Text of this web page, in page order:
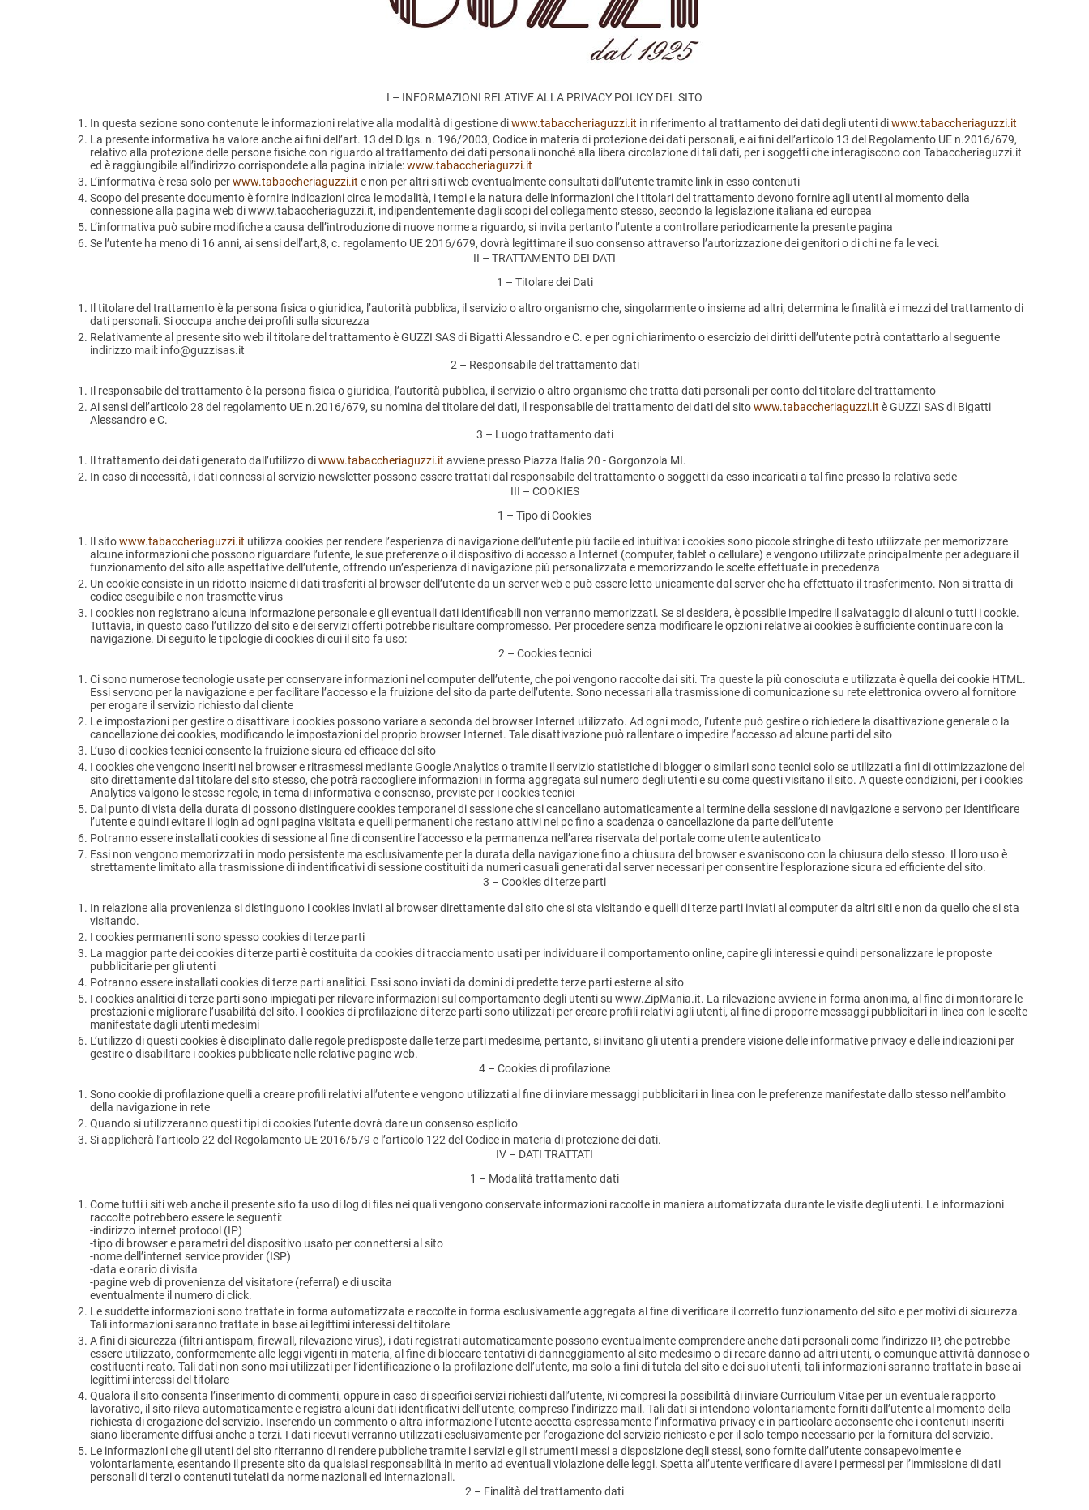
I – INFORMAZIONI RELATIVE ALLA PRIVACY POLICY DEL SITO
In questa sezione sono contenute le informazioni relative alla modalità di gestione diwww.tabaccheriaguzzi.it in riferimento al trattamento dei dati degli utenti diwww.tabaccheriaguzzi.it
La presente informativa ha valore anche ai fini dell’art. 13 del D.lgs. n. 196/2003, Codice in materia di protezione dei dati personali, e ai fini dell’articolo 13 del Regolamento UE n.2016/679,
relativo alla protezione delle persone fisiche con riguardo al trattamento dei dati personali nonché alla libera circolazione di tali dati, per i soggetti che interagiscono con Tabaccheriaguzzi.it
ed è raggiungibile all’indirizzo corrispondete alla pagina iniziale:www.tabaccheriaguzzi.it
L’informativa è resa solo perwww.tabaccheriaguzzi.it e non per altri siti web eventualmente consultati dall’utente tramite link in esso contenuti
Scopo del presente documento è fornire indicazioni circa le modalità, i tempi e la natura delle informazioni che i titolari del trattamento devono fornire agli utenti al momento della
connessione alla pagina web di www.tabaccheriaguzzi.it, indipendentemente dagli scopi del collegamento stesso, secondo la legislazione italiana ed europea
L’informativa può subire modifiche a causa dell’introduzione di nuove norme a riguardo, si invita pertanto l’utente a controllare periodicamente la presente pagina
Se l’utente ha meno di 16 anni, ai sensi dell’art,8, c. regolamento UE 2016/679, dovrà legittimare il suo consenso attraverso l’autorizzazione dei genitori o di chi ne fa le veci.
II – TRATTAMENTO DEI DATI
1 – Titolare dei Dati
Il titolare del trattamento è la persona fisica o giuridica, l’autorità pubblica, il servizio o altro organismo che, singolarmente o insieme ad altri, determina le finalità e i mezzi del trattamento di
dati personali. Si occupa anche dei profili sulla sicurezza
Relativamente al presente sito web il titolare del trattamento è GUZZI SAS di Bigatti Alessandroe C. e per ogni chiarimento o esercizio dei diritti dell’utente potrà contattarlo al seguente
indirizzo mail: info@guzzisas.it
2 – Responsabile del trattamento dati
Il responsabile del trattamento è la persona fisica o giuridica, l’autorità pubblica, il servizio o altro organismo che tratta dati personali per conto del titolare del trattamento
Ai sensi dell’articolo 28 del regolamento UE n.2016/679, su nomina del titolare dei dati, il responsabile del trattamento dei dati del sitowww.tabaccheriaguzzi.it è GUZZI SAS di Bigatti
Alessandroe C.
3 – Luogo trattamento dati
Il trattamento dei dati generato dall’utilizzo diwww.tabaccheriaguzzi.it avviene presso Piazza Italia 20 - Gorgonzola MI.
In caso di necessità, i dati connessi al servizio newsletter possono essere trattati dal responsabile del trattamento o soggetti da esso incaricati a tal fine presso la relativa sede
III – COOKIES
1 – Tipo di Cookies
Il sitowww.tabaccheriaguzzi.it utilizza cookies per rendere l’esperienza di navigazione dell’utente più facile ed intuitiva: i cookies sono piccole stringhe di testo utilizzate per memorizzare
alcune informazioni che possono riguardare l’utente, le sue preferenze o il dispositivo di accesso a Internet (computer, tablet o cellulare) e vengono utilizzate principalmente per adeguare il
funzionamento del sito alle aspettative dell’utente, offrendo un’esperienza di navigazione più personalizzata e memorizzando le scelte effettuate in precedenza
Un cookie consiste in un ridotto insieme di dati trasferiti al browser dell’utente da un server web e può essere letto unicamente dal server che ha effettuato il trasferimento. Non si tratta di
codice eseguibile e non trasmette virus
I cookies non registrano alcuna informazione personale e gli eventuali dati identificabili non verranno memorizzati. Se si desidera, è possibile impedire il salvataggio di alcuni o tutti i cookie.
Tuttavia, in questo caso l’utilizzo del sito e dei servizi offerti potrebbe risultare compromesso. Per procedere senza modificare le opzioni relative ai cookies è sufficiente continuare con la
navigazione. Di seguito le tipologie di cookies di cui il sito fa uso:
2 – Cookies tecnici
Ci sono numerose tecnologie usate per conservare informazioni nel computer dell’utente, che poi vengono raccolte dai siti. Tra queste la più conosciuta e utilizzata è quella dei cookie HTML.
Essi servono per la navigazione e per facilitare l’accesso e la fruizione del sito da parte dell’utente. Sono necessari alla trasmissione di comunicazione su rete elettronica ovvero al fornitore
per erogare il servizio richiesto dal cliente
Le impostazioni per gestire o disattivare i cookies possono variare a seconda del browser Internet utilizzato. Ad ogni modo, l’utente può gestire o richiedere la disattivazione generale o la
cancellazione dei cookies, modificando le impostazioni del proprio browser Internet. Tale disattivazione può rallentare o impedire l’accesso ad alcune parti del sito
L’uso di cookies tecnici consente la fruizione sicura ed efficace del sito
I cookies che vengono inseriti nel browser e ritrasmessi mediante Google Analytics o tramite il servizio statistiche di blogger o similari sono tecnici solo se utilizzati a fini di ottimizzazione del
sito direttamente dal titolare del sito stesso, che potrà raccogliere informazioni in forma aggregata sul numero degli utenti e su come questi visitano il sito. A queste condizioni, per i cookies
Analytics valgono le stesse regole, in tema di informativa e consenso, previste per i cookies tecnici
Dal punto di vista della durata di possono distinguere cookies temporanei di sessione che si cancellano automaticamente al termine della sessione di navigazione e servono per identificare
l’utente e quindi evitare il login ad ogni pagina visitata e quelli permanenti che restano attivi nel pc fino a scadenza o cancellazione da parte dell’utente
Potranno essere installati cookies di sessione al fine di consentire l’accesso e la permanenza nell’area riservata del portale come utente autenticato
Essi non vengono memorizzati in modo persistente ma esclusivamente per la durata della navigazione fino a chiusura del browser e svaniscono con la chiusura dello stesso. Il loro uso è
strettamente limitato alla trasmissione di indentificativi di sessione costituiti da numeri casuali generati dal server necessari per consentire l’esplorazione sicura ed efficiente del sito.
3 – Cookies di terze parti
In relazione alla provenienza si distinguono i cookies inviati al browser direttamente dal sito che si sta visitando e quelli di terze parti inviati al computer da altri siti e non da quello che si sta
visitando.
I cookies permanenti sono spesso cookies di terze parti
La maggior parte dei cookies di terze parti è costituita da cookies di tracciamento usati per individuare il comportamento online, capire gli interessi e quindi personalizzare le proposte
pubblicitarie per gli utenti
Potranno essere installati cookies di terze parti analitici. Essi sono inviati da domini di predette terze parti esterne al sito
I cookies analitici di terze parti sono impiegati per rilevare informazioni sul comportamento degli utenti su www.ZipMania.it. La rilevazione avviene in forma anonima, al fine di monitorare le
prestazioni e migliorare l’usabilità del sito. I cookies di profilazione di terze parti sono utilizzati per creare profili relativi agli utenti, al fine di proporre messaggi pubblicitari in linea con le scelte
manifestate dagli utenti medesimi
L’utilizzo di questi cookies è disciplinato dalle regole predisposte dalle terze parti medesime, pertanto, si invitano gli utenti a prendere visione delle informative privacy e delle indicazioni per
gestire o disabilitare i cookies pubblicate nelle relative pagine web.
4 – Cookies di profilazione
Sono cookie di profilazione quelli a creare profili relativi all’utente e vengono utilizzati al fine di inviare messaggi pubblicitari in linea con le preferenze manifestate dallo stesso nell’ambito
della navigazione in rete
Quando si utilizzeranno questi tipi di cookies l’utente dovrà dare un consenso esplicito
Si applicherà l’articolo 22 del Regolamento UE 2016/679 e l’articolo 122 del Codice in materia di protezione dei dati.
IV – DATI TRATTATI
1 – Modalità trattamento dati
Come tutti i siti web anche il presente sito fa uso di log di files nei quali vengono conservate informazioni raccolte in maniera automatizzata durante le visite degli utenti. Le informazioni
raccolte potrebbero essere le seguenti:
-indirizzo internet protocol (IP)
-tipo di browser e parametri del dispositivo usato per connettersi al sito
-nome dell’internet service provider (ISP)
-data e orario di visita
-pagine web di provenienza del visitatore (referral) e di uscita
eventualmente il numero di click.
Le suddette informazioni sono trattate in forma automatizzata e raccolte in forma esclusivamente aggregata al fine di verificare il corretto funzionamento del sito e per motivi di sicurezza.
Tali informazioni saranno trattate in base ai legittimi interessi del titolare
A fini di sicurezza (filtri antispam, firewall, rilevazione virus), i dati registrati automaticamente possono eventualmente comprendere anche dati personali come l’indirizzo IP, che potrebbe
essere utilizzato, conformemente alle leggi vigenti in materia, al fine di bloccare tentativi di danneggiamento al sito medesimo o di recare danno ad altri utenti, o comunque attività dannose o
costituenti reato. Tali dati non sono mai utilizzati per l’identificazione o la profilazione dell’utente, ma solo a fini di tutela del sito e dei suoi utenti, tali informazioni saranno trattate in base ai
legittimi interessi del titolare
Qualora il sito consenta l’inserimento di commenti, oppure in caso di specifici servizi richiesti dall’utente, ivi compresi la possibilità di inviare Curriculum Vitae per un eventuale rapporto
lavorativo, il sito rileva automaticamente e registra alcuni dati identificativi dell’utente, compreso l’indirizzo mail. Tali dati si intendono volontariamente forniti dall’utente al momento della
richiesta di erogazione del servizio. Inserendo un commento o altra informazione l’utente accetta espressamente l’informativa privacy e in particolare acconsente che i contenuti inseriti
siano liberamente diffusi anche a terzi. I dati ricevuti verranno utilizzati esclusivamente per l’erogazione del servizio richiesto e per il solo tempo necessario per la fornitura del servizio.
Le informazioni che gli utenti del sito riterranno di rendere pubbliche tramite i servizi e gli strumenti messi a disposizione degli stessi, sono fornite dall’utente consapevolmente e
volontariamente, esentando il presente sito da qualsiasi responsabilità in merito ad eventuali violazione delle leggi. Spetta all’utente verificare di avere i permessi per l’immissione di dati
personali di terzi o contenuti tutelati da norme nazionali ed internazionali.
2 – Finalità del trattamento dati